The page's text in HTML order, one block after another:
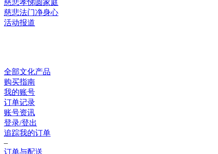
慈悲孝悌圆家庭
慈悲法门净身心
活动报道
全部文化产品
购买指南
我的账号
订单记录
账号资讯
登录/登出
追踪我的订单
–
订单与配送